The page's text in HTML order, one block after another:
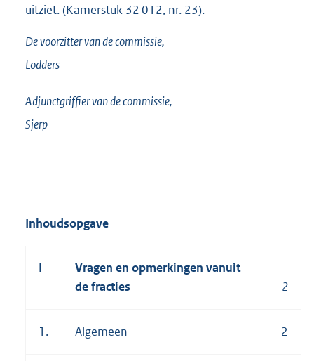
uitziet. (Kamerstuk 32 012, nr. 23).
De voorzitter van de commissie,
Lodders
Adjunctgriffier van de commissie,
Sjerp
Inhoudsopgave
I
Vragen en opmerkingen vanuit
de fracties
2
1. Algemeen 2